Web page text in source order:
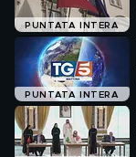
PUNTATA INTERA
PUNTATA INTERA